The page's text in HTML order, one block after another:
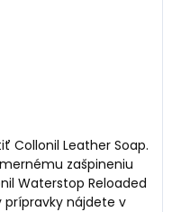
Collonil Leather Soap.
zašpineniu
Waterstop Reloaded
prípravky nájdete v